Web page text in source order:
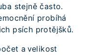
stejně často.
probíhá
psích protějšků.
a velikost